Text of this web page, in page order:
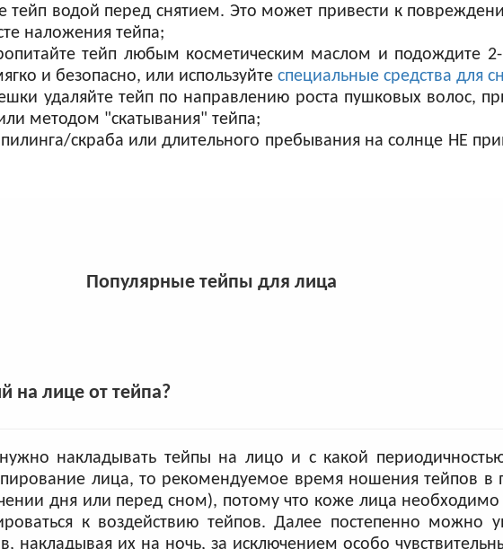
тейп водой перед снятием. Это может привести к
наложения тейпа;
тейп любым косметическим маслом и подождите
и безопасно, или используйте специальные средства для
удаляйте тейп по направлению роста пушковых волос,
методом "скатывания" тейпа;
скраба или длительного пребывания на солнце НЕ
Популярные тейпы для лица
на лице от тейпа?
накладывать тейпы на лицо и с какой
лица, то рекомендуемое время ношения тейпов
дня или перед сном), потому что коже лица
к воздействию тейпов. Далее постепенно можно
накладывая их на ночь, за исключением особо